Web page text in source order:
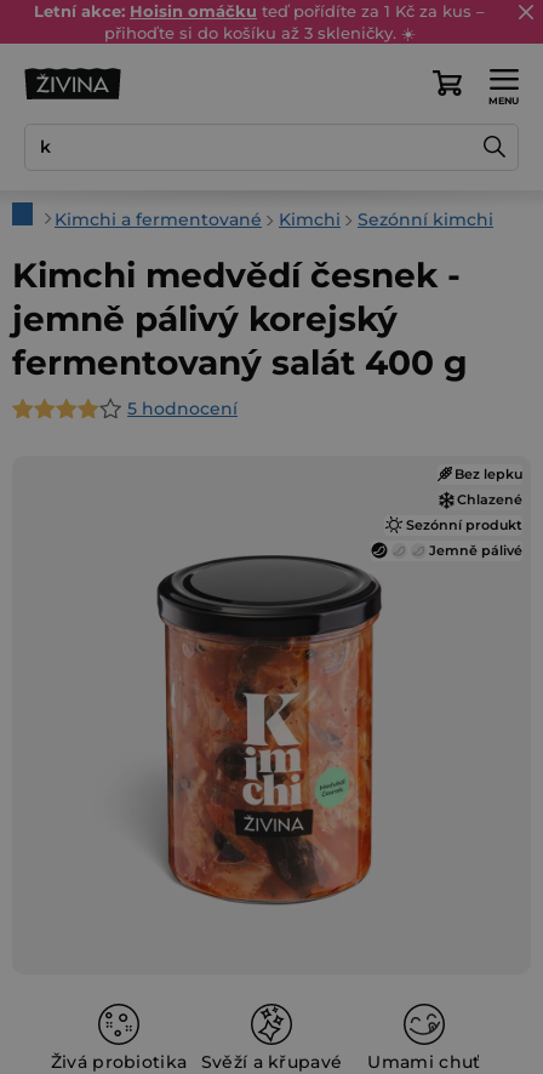
Přejít
na
obsah
Letní akce: Hoisin omáčku teď pořídíte za 1 Kč za kus –
přihoďte si do košíku až 3 skleničky. ☀️
Nákupní
DomůKimchi a fermentované Kimchi Sezónní kimchi
Živá probiotika Svěží a křupavé
Umami chuť
Kimchi medvědí česnek -
jemně pálivý korejský
fermentovaný salát 400 g
Průměrné
5 hodnocení
Bez lepku
Chlazené
Sezónní produkt
Jemně pálivé